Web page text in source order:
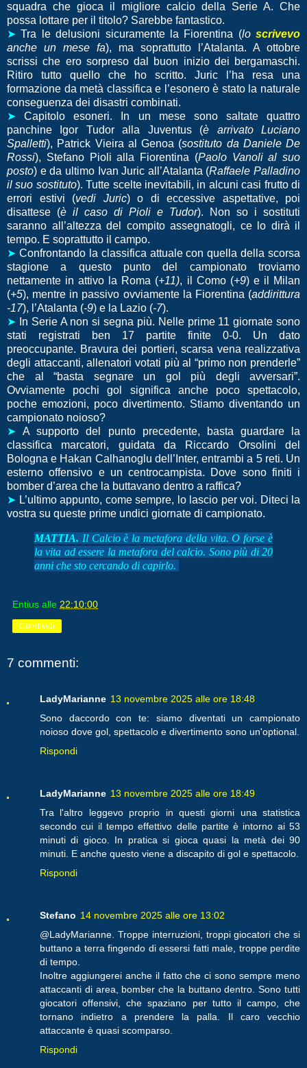
squadra che gioca il migliore calcio della Serie A. Che
possa lottare per il titolo? Sarebbe fantastico.
➤ Tra le delusioni sicuramente la Fiorentina (lo scrivevo
anche un mese fa), ma soprattutto l’Atalanta. A ottobre
scrissi che ero sorpreso dal buon inizio dei bergamaschi.
Ritiro tutto quello che ho scritto. Juric l’ha resa una
formazione da metà classifica e l’esonero è stato la naturale
conseguenza dei disastri combinati.
➤
Capitolo esoneri. In un mese sono saltate quattro
panchine Igor Tudor alla Juventus (è arrivato Luciano
Spalletti), Patrick Vieira al Genoa (sostituto da Daniele De
Rossi), Stefano Pioli alla Fiorentina (Paolo Vanoli al suo
posto) e da ultimo Ivan Juric all’Atalanta (Raffaele Palladino
il suo sostituto). Tutte scelte inevitabili, in alcuni casi frutto di
errori estivi (vedi Juric) o di eccessive aspettative, poi
disattese (è il caso di Pioli e Tudor). Non so i sostituti
saranno all’altezza del compito assegnatogli, ce lo dirà il
tempo. E soprattutto il campo.
➤ Confrontando la classifica attuale con quella della scorsa
stagione a questo punto del campionato troviamo
nettamente in attivo la Roma (+11), il Como (+9) e il Milan
(+5), mentre in passivo ovviamente la Fiorentina (addirittura
-17), l’Atalanta (-9) e la Lazio (-7).
➤
In Serie A non si segna più. Nelle prime 11 giornate sono
stati registrati ben 17 partite finite 0-0. Un dato
preoccupante. Bravura dei portieri, scarsa vena realizzativa
degli attaccanti, allenatori votati più al “primo non prenderle”
che al “basta segnare un gol più degli avversari”.
Ovviamente pochi gol significa anche poco spettacolo,
poche emozioni, poco divertimento. Stiamo diventando un
campionato noioso?
➤
A supporto del punto precedente, basta guardare la
classifica marcatori, guidata da Riccardo Orsolini del
Bologna e Hakan Calhanoglu dell’Inter, entrambi a 5 reti. Un
esterno offensivo e un centrocampista. Dove sono finiti i
bomber d’area che la buttavano dentro a raffica?
➤ L’ultimo appunto, come sempre, lo lascio per voi. Diteci la
vostra su queste prime undici giornate di campionato.
MATTIA. Il Calcio è la metafora della vita. O forse è
la vita ad essere la metafora del calcio. Sono più di 20
anni che sto cercando di capirlo.
Entius alle 22:10:00
Condividi
7 commenti:
LadyMarianne 13 novembre 2025 alle ore 18:48
Sono daccordo con te: siamo diventati un campionato
noioso dove gol, spettacolo e divertimento sono un'optional.
Rispondi
LadyMarianne 13 novembre 2025 alle ore 18:49
Tra l'altro leggevo proprio in questi giorni una statistica
secondo cui il tempo effettivo delle partite è intorno ai 53
minuti di gioco. In pratica si gioca quasi la metà dei 90
minuti. E anche questo viene a discapito di gol e spettacolo.
Rispondi
Stefano 14 novembre 2025 alle ore 13:02
@LadyMarianne. Troppe interruzioni, troppi giocatori che si
buttano a terra fingendo di essersi fatti male, troppe perdite
di tempo.
Inoltre aggiungerei anche il fatto che ci sono sempre meno
attaccanti di area, bomber che la buttano dentro. Sono tutti
giocatori offensivi, che spaziano per tutto il campo, che
tornano indietro a prendere la palla. Il caro vecchio
attaccante è quasi scomparso.
Rispondi